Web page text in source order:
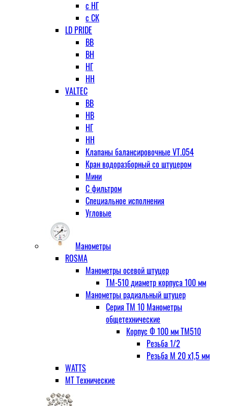
с НГ
с СК
LD PRIDE
ВВ
ВН
НГ
НН
VALTEC
ВВ
НВ
НГ
НН
Клапаны балансировочные VT.054
Кран водоразборный со штуцером
Мини
С фильтром
Специальное исполнения
Угловые
Манометры
ROSMA
Манометры осевой штуцер
ТМ-510 диаметр корпуса 100 мм
Манометры радиальный штуцер
Серия ТМ 10 Манометры
общетехнические
Корпус Ф 100 мм ТМ510
Резьба 1/2
Резьба М 20 х1,5 мм
WATTS
МТ Технические